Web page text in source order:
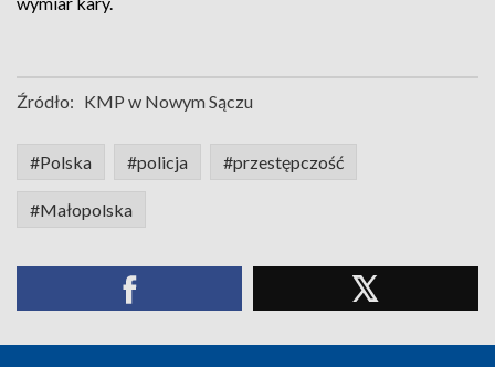
Źródło: KMP w Nowym Sączu
#Polska #policja #przestępczość
#Małopolska